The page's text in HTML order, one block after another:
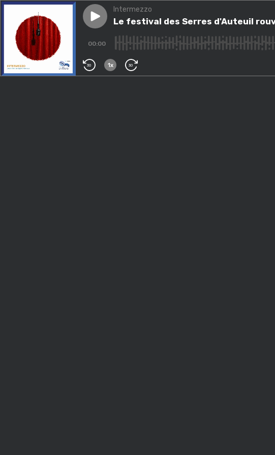
Play episodeLe festival des Serres d'Auteuil rouvre ses
Intermezzo
Le festival des Serres d'Auteuil
00:00
30 1x 30